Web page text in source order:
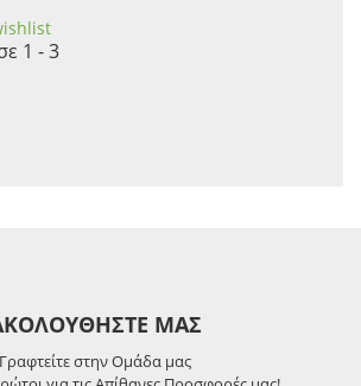
1 - 3
ΜΑΣ
Γραφτείτε στην Ομάδα μας